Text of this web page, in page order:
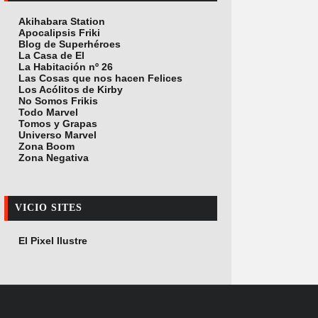
Akihabara Station
Apocalipsis Friki
Blog de Superhéroes
La Casa de El
La Habitación nº 26
Las Cosas que nos hacen Felices
Los Acólitos de Kirby
No Somos Frikis
Todo Marvel
Tomos y Grapas
Universo Marvel
Zona Boom
Zona Negativa
VICIO SITES
El Pixel Ilustre